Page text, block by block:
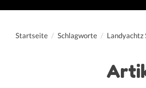
Startseite / Schlagworte / Landyachtz